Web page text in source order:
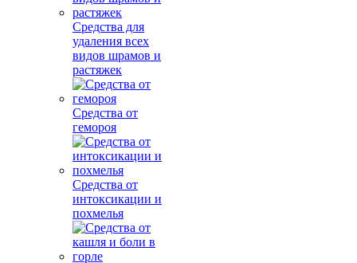
Средства для
удаления всех
видов шрамов и
растяжек
Средства от
гемороя
Средства от
интоксикации и
похмелья